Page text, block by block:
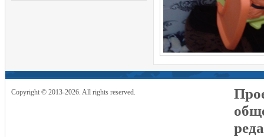
Copyright © 2013-2026. All rights reserved.